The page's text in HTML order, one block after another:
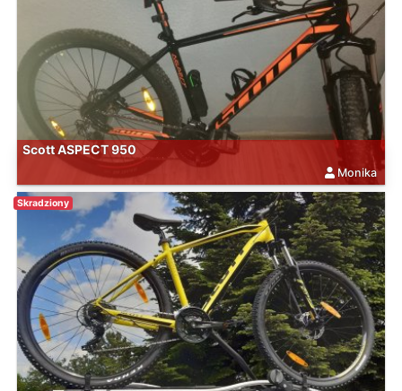
Scott ASPECT 950
Monika
Skradziony